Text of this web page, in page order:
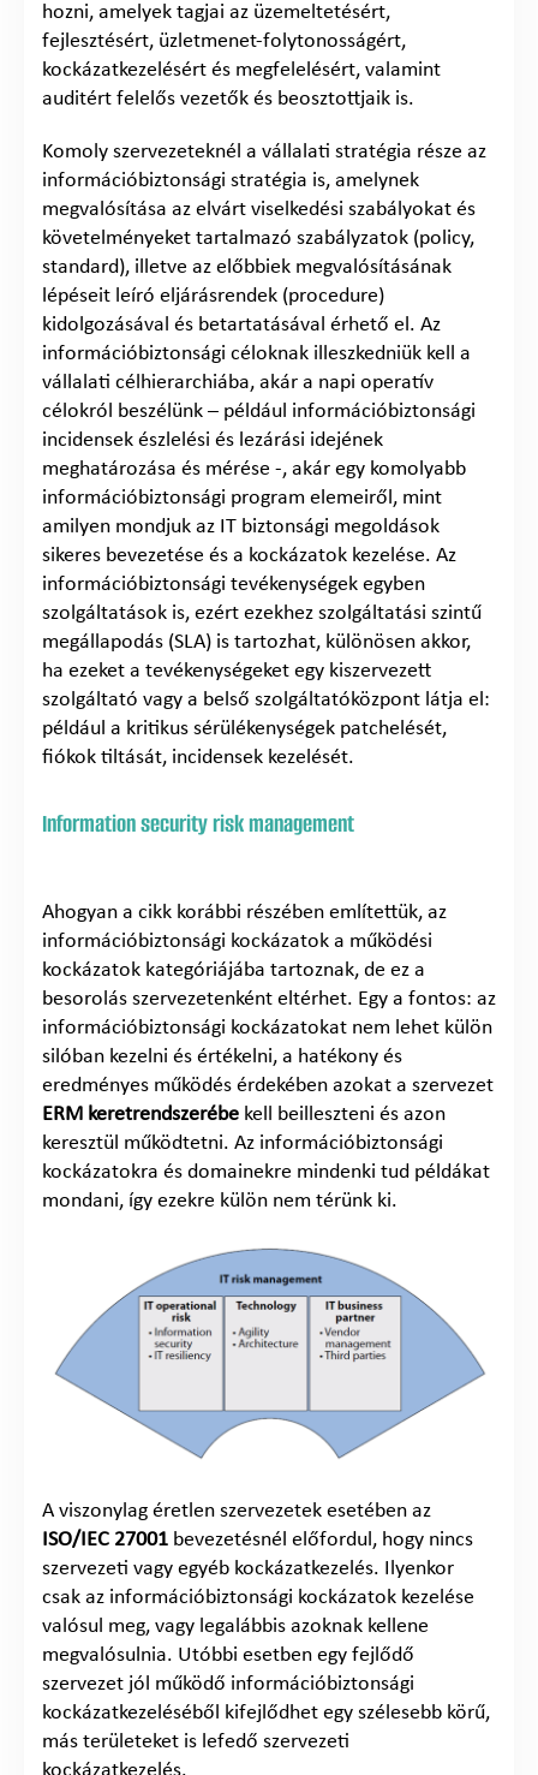
hozni, amelyek tagjai az üzemeltetésért,
fejlesztésért, üzletmenet-folytonosságért,
kockázatkezelésért és megfelelésért, valamint
auditért felelős vezetők és beosztottjaik is.
Komoly szervezeteknél a vállalati stratégia része az
információbiztonsági stratégia is, amelynek
megvalósítása az elvárt viselkedési szabályokat és
követelményeket tartalmazó szabályzatok (policy,
standard), illetve az előbbiek megvalósításának
lépéseit leíró eljárásrendek (procedure)
kidolgozásával és betartatásával érhető el. Az
információbiztonsági céloknak illeszkedniük kell a
vállalati célhierarchiába, akár a napi operatív
célokról beszélünk – például információbiztonsági
incidensek észlelési és lezárási idejének
meghatározása és mérése -, akár egy komolyabb
információbiztonsági program elemeiről, mint
amilyen mondjuk az IT biztonsági megoldások
sikeres bevezetése és a kockázatok kezelése. Az
információbiztonsági tevékenységek egyben
szolgáltatások is, ezért ezekhez szolgáltatási szintű
megállapodás (SLA) is tartozhat, különösen akkor,
ha ezeket a tevékenységeket egy kiszervezett
szolgáltató vagy a belső szolgáltatóközpont látja el:
például a kritikus sérülékenységek patchelését,
fiókok tiltását, incidensek kezelését.
Information security risk management
Ahogyan a cikk korábbi részében említettük, az
információbiztonsági kockázatok a működési
kockázatok kategóriájába tartoznak, de ez a
besorolás szervezetenként eltérhet. Egy a fontos: az
információbiztonsági kockázatokat nem lehet külön
silóban kezelni és értékelni, a hatékony és
eredményes működés érdekében azokat a szervezet
ERM keretrendszerébe kell beilleszteni és azon
keresztül működtetni. Az információbiztonsági
kockázatokra és domainekre mindenki tud példákat
mondani, így ezekre külön nem térünk ki.
A viszonylag éretlen szervezetek esetében az
ISO/IEC 27001 bevezetésnél előfordul, hogy nincs
szervezeti vagy egyéb kockázatkezelés. Ilyenkor
csak az információbiztonsági kockázatok kezelése
valósul meg, vagy legalábbis azoknak kellene
megvalósulnia. Utóbbi esetben egy fejlődő
szervezet jól működő információbiztonsági
kockázatkezeléséből kifejlődhet egy szélesebb körű,
más területeket is lefedő szervezeti